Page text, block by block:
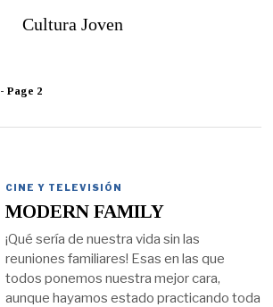
Cultura Joven
- Page 2
CINE Y TELEVISIÓN
MODERN FAMILY
¡Qué sería de nuestra vida sin las
reuniones familiares! Esas en las que
todos ponemos nuestra mejor cara,
aunque hayamos estado practicando toda